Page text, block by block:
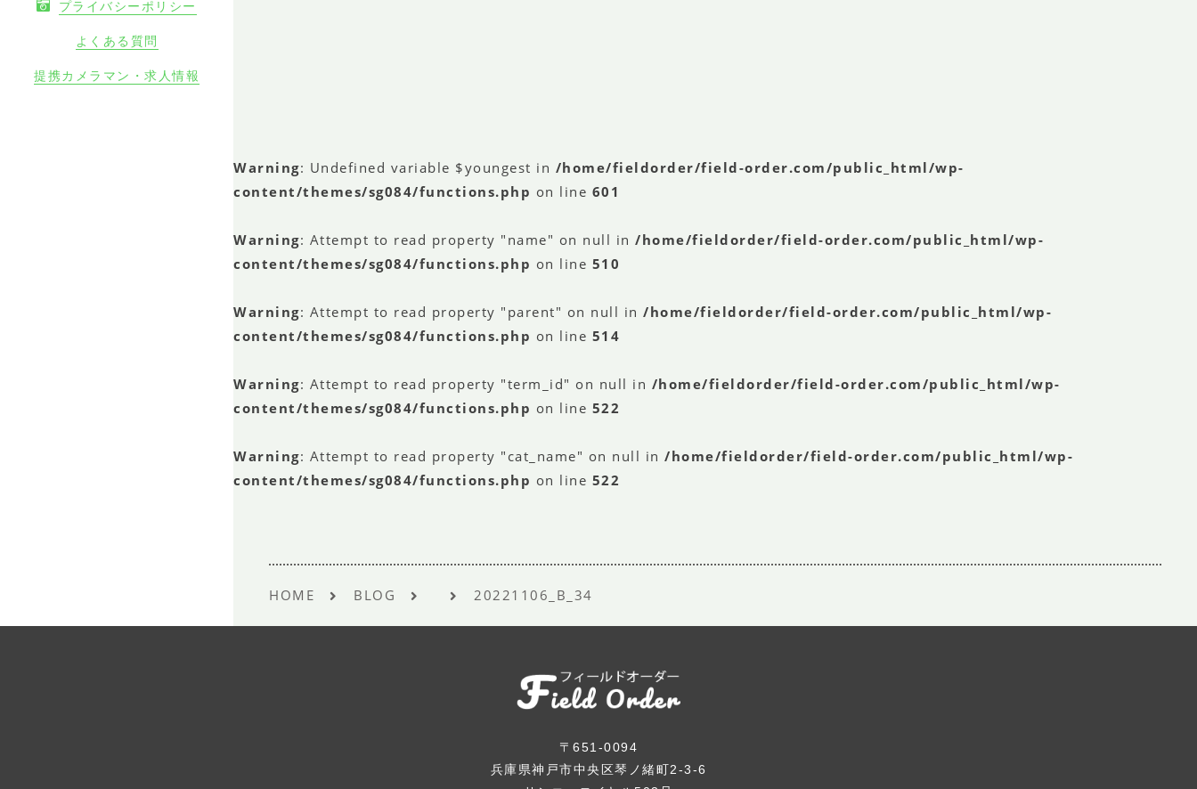
プライバシーポリシー
よくある質問
提携カメラマン・求人情報
Warning: Undefined variable $youngest in /home/fieldorder/field-order.com/public_html/wp-
content/themes/sg084/functions.php on line 601
Warning: Attempt to read property "name" on null in /home/fieldorder/field-order.com/public_html/wp-
content/themes/sg084/functions.php on line 510
Warning: Attempt to read property "parent" on null in /home/fieldorder/field-order.com/public_html/wp-
content/themes/sg084/functions.php on line 514
Warning: Attempt to read property "term_id" on null in /home/fieldorder/field-order.com/public_html/wp-
content/themes/sg084/functions.php on line 522
Warning: Attempt to read property "cat_name" on null in /home/fieldorder/field-order.com/public_html/wp-
content/themes/sg084/functions.php on line 522
HOME BLOG 20221106_B_34
〒651-0094
兵庫県神戸市中央区琴ノ緒町2-3-6